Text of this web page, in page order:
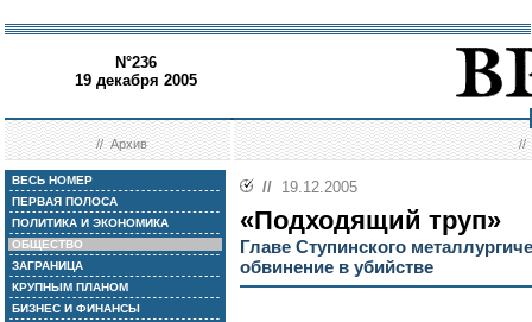
N°236
19 декабря 2005
//Архив //
ВЕСЬ НОМЕР
ПЕРВАЯ ПОЛОСА
ПОЛИТИКА И ЭКОНОМИКА
ОБЩЕСТВО
ЗАГРАНИЦА
КРУПНЫМ ПЛАНОМ
БИЗНЕС И ФИНАНСЫ
// 19.12.2005
«Подходящий труп»
Главе Ступинского
обвинение в убийстве